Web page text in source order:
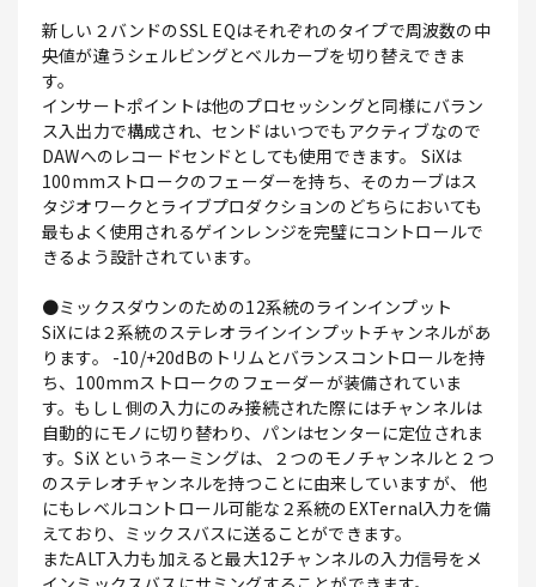
新しい２バンドのSSL EQはそれぞれのタイプで周波数の中
央値が違うシェルビングとベルカーブを切り替えできま
す。
インサートポイントは他のプロセッシングと同様にバラン
ス入出力で構成され、センドはいつでもアクティブなので
DAWへのレコードセンドとしても使用できます。 SiXは
100mmストロークのフェーダーを持ち、そのカーブはス
タジオワークとライブプロダクションのどちらにおいても
最もよく使用されるゲインレンジを完璧にコントロールで
きるよう設計されています。
●ミックスダウンのための12系統のラインインプット
SiXには２系統のステレオラインインプットチャンネルがあ
ります。 -10/+20dBのトリムとバランスコントロールを持
ち、100mmストロークのフェーダーが装備されていま
す。もしＬ側の入力にのみ接続された際にはチャンネルは
自動的にモノに切り替わり、パンはセンターに定位されま
す。SiX というネーミングは、２つのモノチャンネルと２つ
のステレオチャンネルを持つことに由来していますが、 他
にもレベルコントロール可能な２系統のEXTernal入力を備
えており、ミックスバスに送ることができます。
またALT入力も加えると最大12チャンネルの入力信号をメ